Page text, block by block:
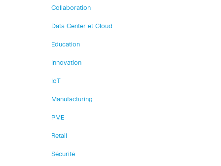
Collaboration
Data Center et Cloud
Education
Innovation
IoT
Manufacturing
PME
Retail
Sécurité